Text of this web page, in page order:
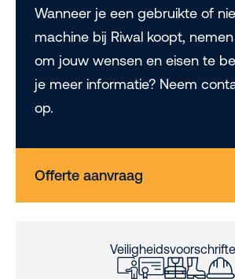
Wanneer je een gebruikte of
machine bij Riwal koopt,
om jouw wensen en eisen te
je meer informatie? Neem
op.
Offerte aanvraag